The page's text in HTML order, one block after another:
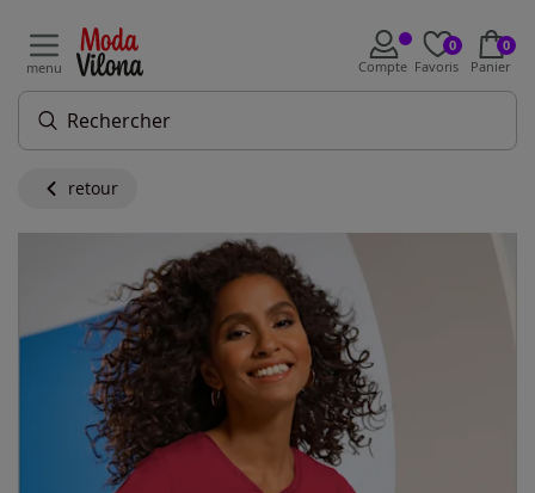
menu Compte
0
Favoris
0
Panier
retour